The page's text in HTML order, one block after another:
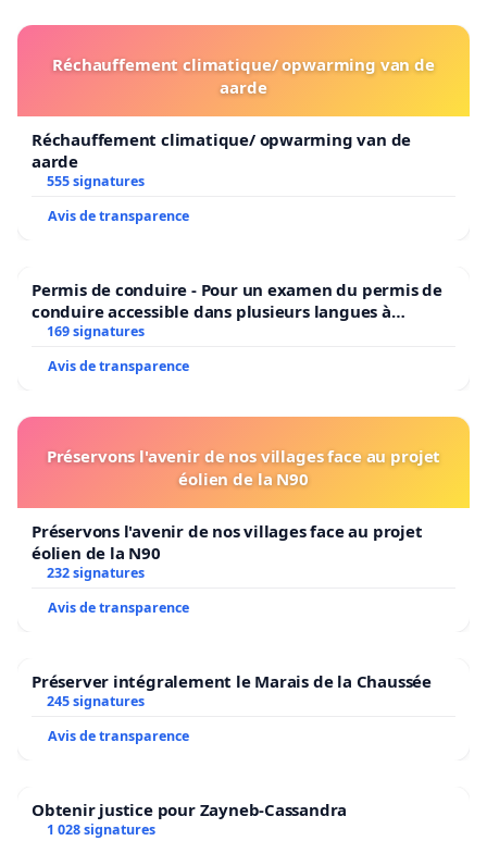
Réchauffement climatique/ opwarming van de
aarde
Réchauffement climatique/ opwarming van de
aarde
555 signatures
Avis de transparence
Permis de conduire - Pour un examen du permis de
conduire accessible dans plusieurs langues à
Bruxelles
169 signatures
Avis de transparence
Préservons l'avenir de nos villages face au projet
éolien de la N90
Préservons l'avenir de nos villages face au projet
éolien de la N90
232 signatures
Avis de transparence
Préserver intégralement le Marais de la Chaussée
245 signatures
Avis de transparence
Obtenir justice pour Zayneb-Cassandra
1 028 signatures